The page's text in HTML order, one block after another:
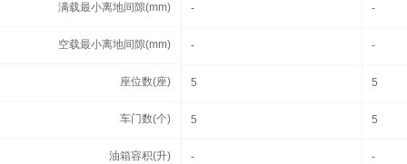
满载最小离地间隙(mm) - -
空载最小离地间隙(mm) - -
座位数(座) 5 5
车门数(个) 5 5
油箱容积(升) - -
满载最小离地间隙(mm)
空载最小离地间隙(mm)
座位数(座)
车门数(个)
油箱容积(升)